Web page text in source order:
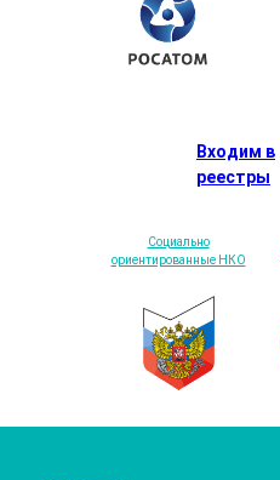
Входим в
реестры
Социально
ориентированные НКО